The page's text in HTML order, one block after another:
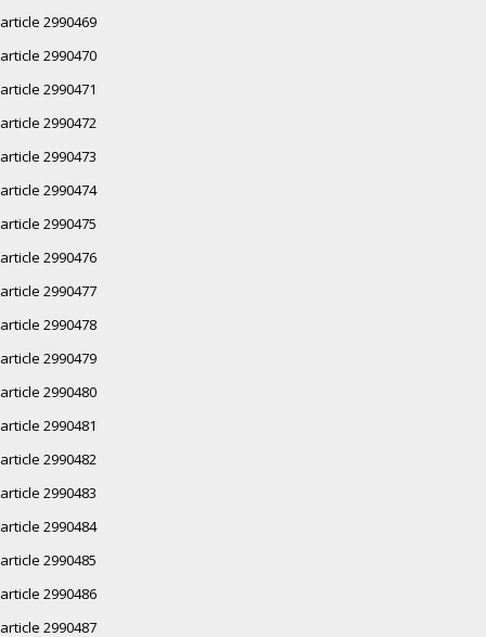
article 2990469
article 2990470
article 2990471
article 2990472
article 2990473
article 2990474
article 2990475
article 2990476
article 2990477
article 2990478
article 2990479
article 2990480
article 2990481
article 2990482
article 2990483
article 2990484
article 2990485
article 2990486
article 2990487